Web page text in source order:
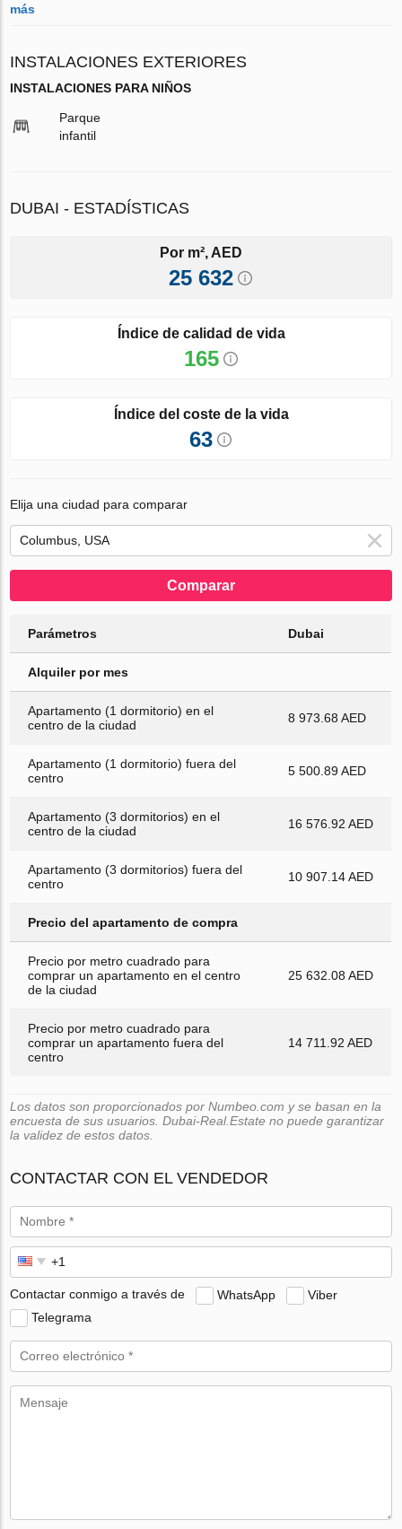
más
INSTALACIONES EXTERIORES
INSTALACIONES PARA NIÑOS
Parque
infantil
DUBAI - ESTADÍSTICAS
Por m², AED
25 632
Índice de calidad de vida
165
Índice del coste de la vida
63
Elija una ciudad para comparar
Comparar
Parámetros Dubai
Alquiler por mes
Apartamento (1 dormitorio) en el
centro de la ciudad
8 973.68 AED
Apartamento (1 dormitorio) fuera del
centro
5 500.89 AED
Apartamento (3 dormitorios) en el
centro de la ciudad
16 576.92 AED
Apartamento (3 dormitorios) fuera del
centro
10 907.14 AED
Precio del apartamento de compra
Precio por metro cuadrado para
comprar un apartamento en el centro
de la ciudad
25 632.08 AED
Precio por metro cuadrado para
comprar un apartamento fuera del
centro
14 711.92 AED
Los datos son proporcionados por Numbeo.com y se basan en la
encuesta de sus usuarios. Dubai-Real.Estate no puede garantizar
la validez de estos datos.
CONTACTAR CON EL VENDEDOR
Contactar conmigo a través de WhatsApp
Viber
Telegrama